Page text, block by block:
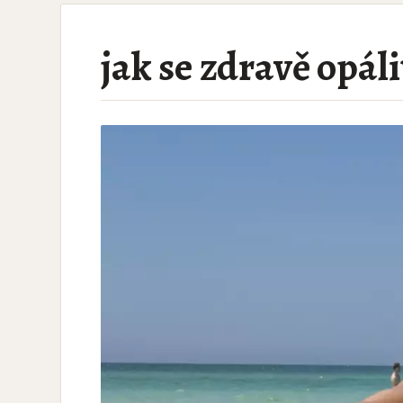
jak se zdravě